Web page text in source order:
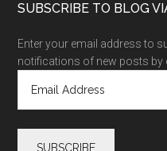
SUBSCRIBE TO BLOG
Enter your email address to
notifications of new posts by
a
i